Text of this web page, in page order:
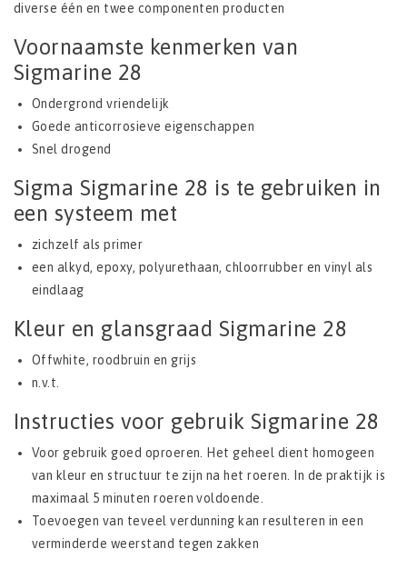
diverse één en twee componenten producten
Voornaamste kenmerken van
Sigmarine 28
Ondergrond vriendelijk
Goede anticorrosieve eigenschappen
Snel drogend
Sigma Sigmarine 28 is te gebruiken in
een systeem met
zichzelf als primer
een alkyd, epoxy, polyurethaan, chloorrubber en vinyl als
eindlaag
Kleur en glansgraad Sigmarine 28
Offwhite, roodbruin en grijs
n.v.t.
Instructies voor gebruik Sigmarine 28
Voor gebruik goed oproeren. Het geheel dient homogeen
van kleur en structuur te zijn na het roeren. In de praktijk is
maximaal 5 minuten roeren voldoende.
Toevoegen van teveel verdunning kan resulteren in een
verminderde weerstand tegen zakken